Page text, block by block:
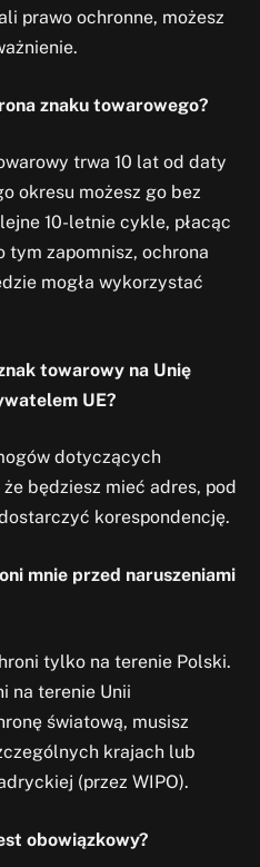
prawo ochronne, możesz
znaku towarowego?
trwa 10 lat od daty
okresu możesz go bez
10-letnie cykle, płacąc
tym zapomnisz, ochrona
mogła wykorzystać
towarowy na Unię
UE?
dotyczących
będziesz mieć adres, pod
korespondencję.
mnie przed naruszeniami
tylko na terenie Polski.
na terenie Unii
światową, musisz
krajach lub
(przez WIPO).
obowiązkowy?